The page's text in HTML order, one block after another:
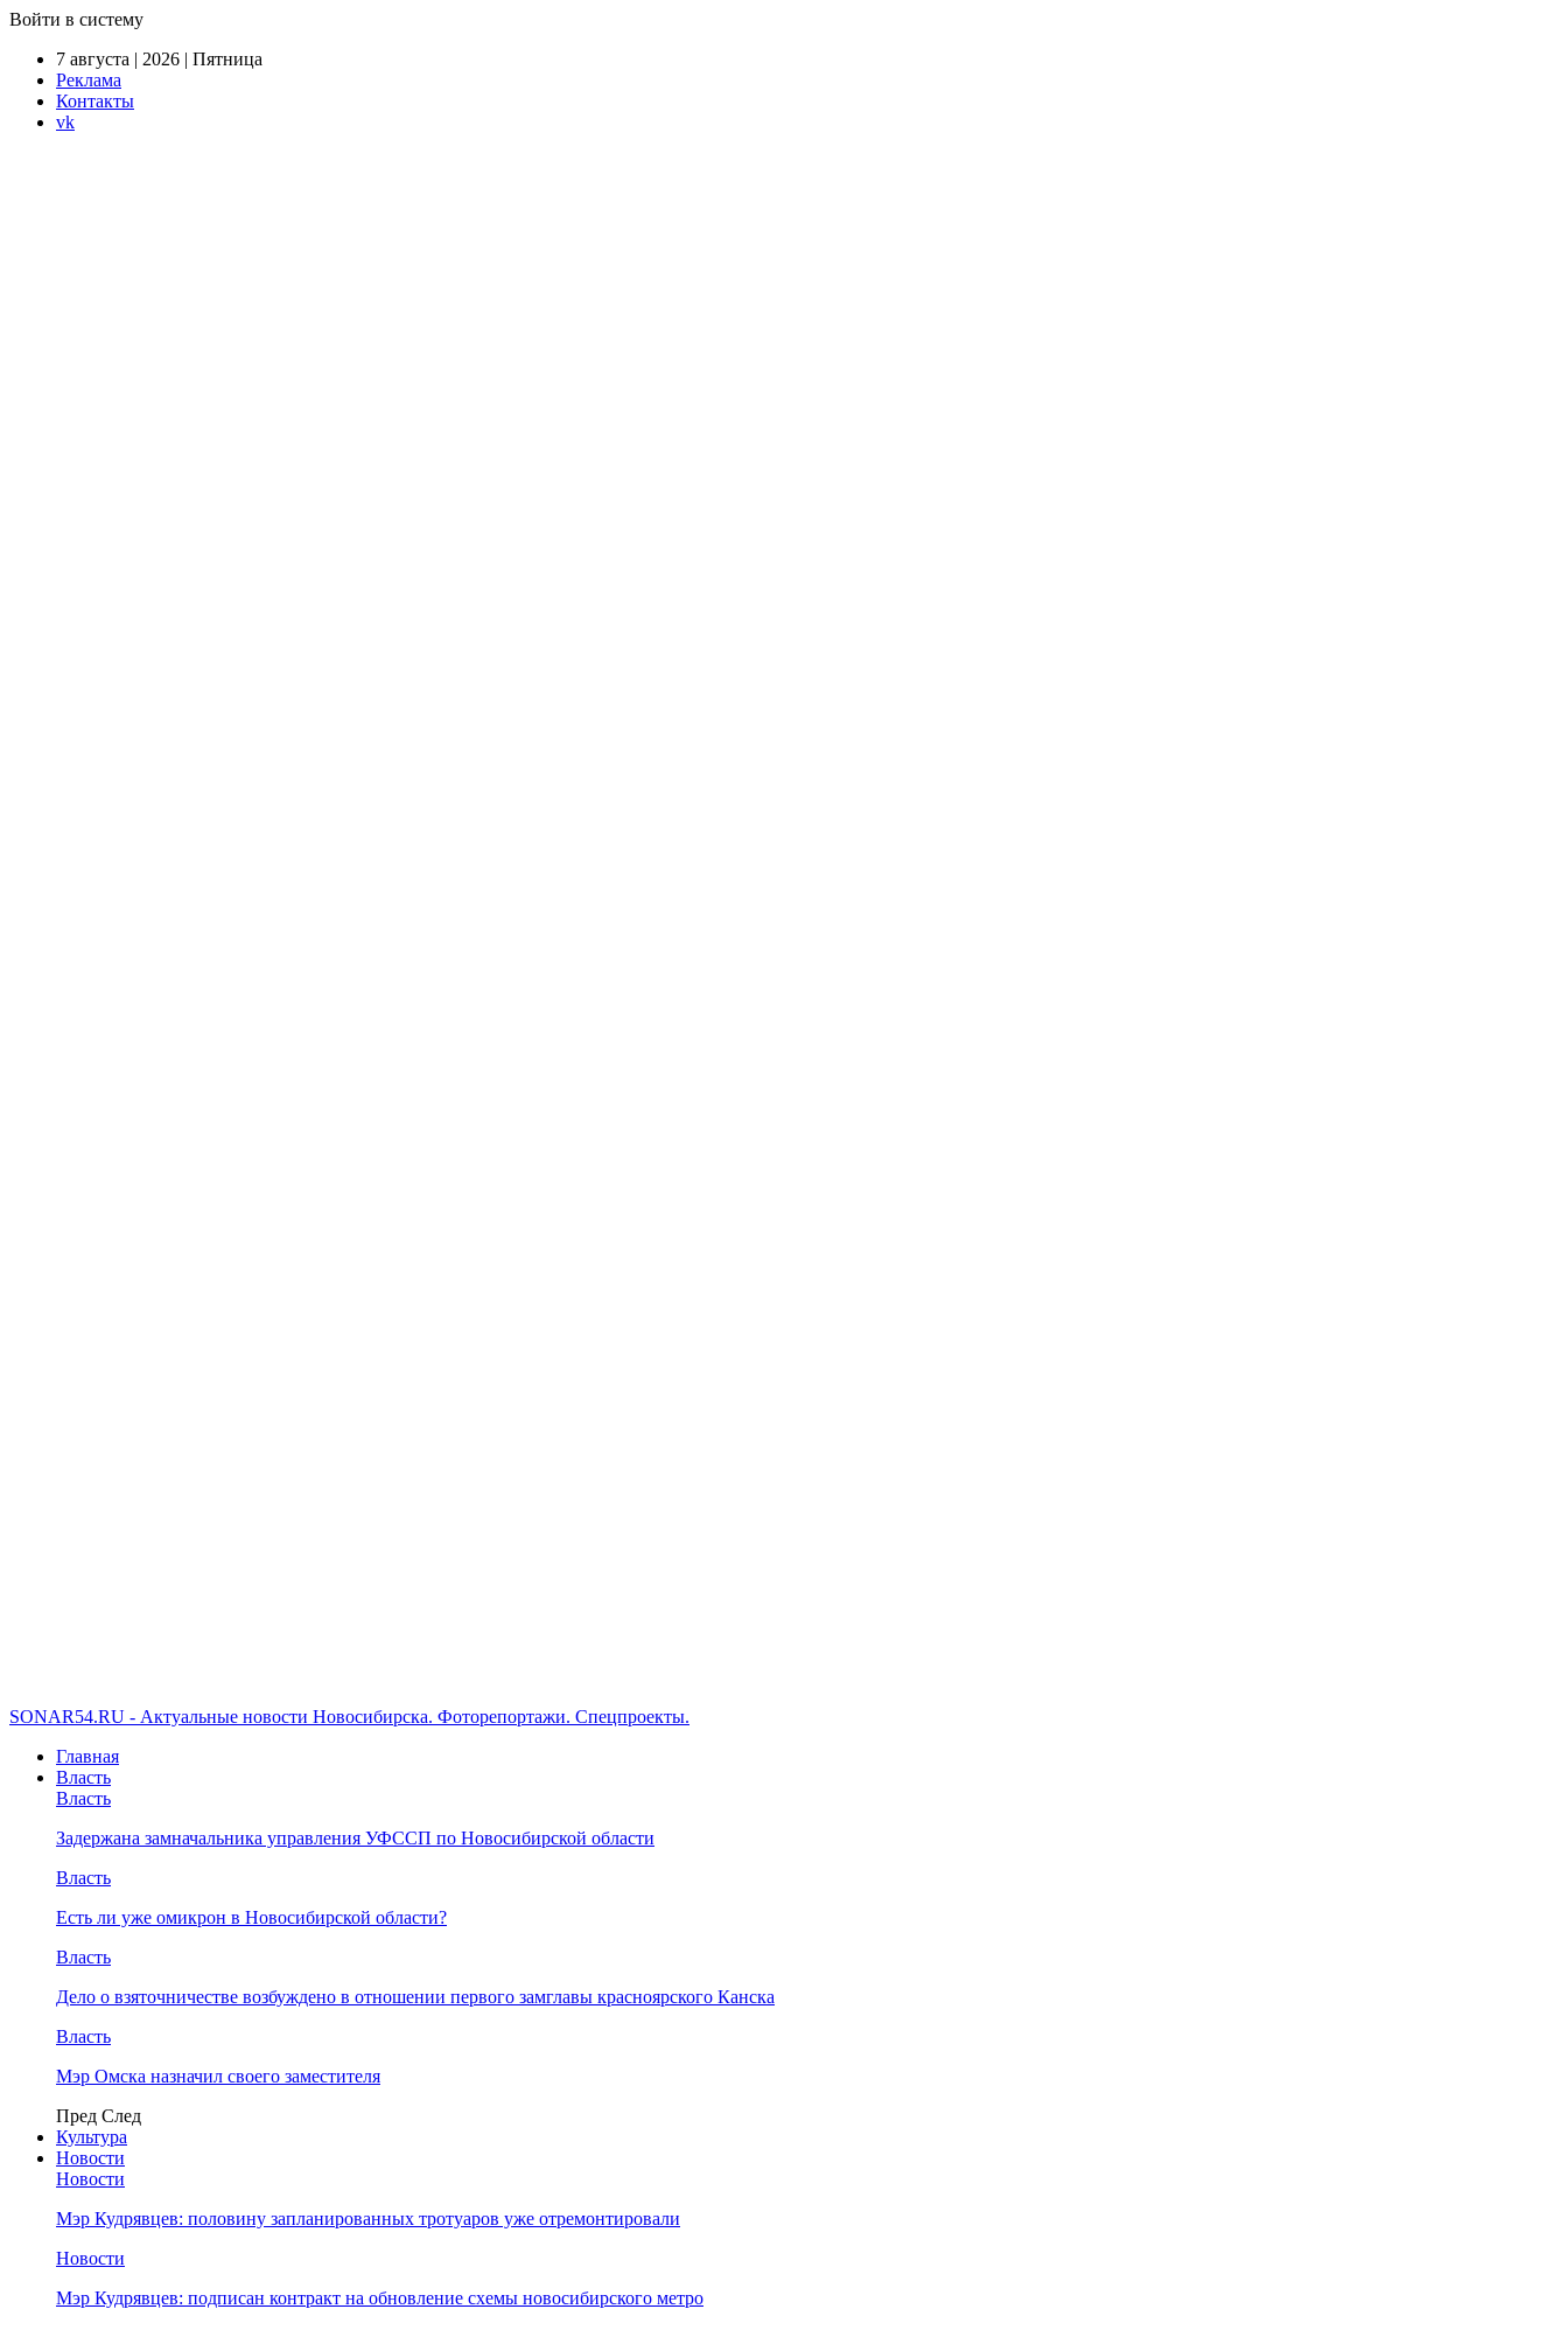
Войти в систему
7 августа | 2026 | Пятница
Реклама
Контакты
vk
SONAR54.RU - Актуальные новости Новосибирска. Фоторепортажи. Спецпроекты.
Главная
Власть
Власть
Задержана замначальника управления УФССП по Новосибирской области
Власть
Есть ли уже омикрон в Новосибирской области?
Власть
Дело о взяточничестве возбуждено в отношении первого замглавы красноярского Канска
Власть
Мэр Омска назначил своего заместителя
Пред След
Культура
Новости
Новости
Мэр Кудрявцев: половину запланированных тротуаров уже отремонтировали
Новости
Мэр Кудрявцев: подписан контракт на обновление схемы новосибирского метро